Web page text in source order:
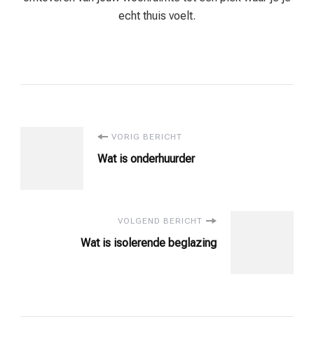
echt thuis voelt.
Bericht VORIG BERICHT
Wat is onderhuurder
VOLGEND BERICHT
Wat is isolerende beglazing